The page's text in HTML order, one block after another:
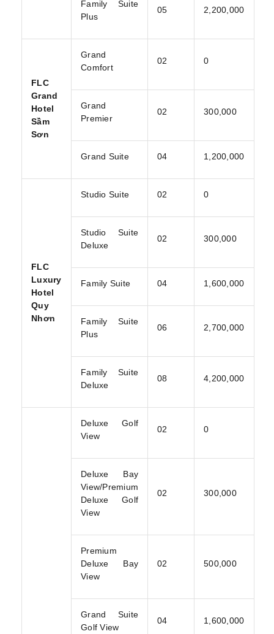
Family Suite
Plus
05 2,200,000
FLC
Grand
Hotel
Sầm
Sơn
Grand
Comfort
02 0
Grand
Premier
02 300,000
Grand Suite 04 1,200,000
FLC
Luxury
Hotel
Quy
Nhơn
Studio Suite 02 0
Studio Suite
Deluxe
02 300,000
Family Suite 04 1,600,000
Family Suite
Plus
06 2,700,000
Family Suite
Deluxe
08 4,200,000
Deluxe Golf
View
02 0
Deluxe Bay
View/Premium
Deluxe Golf
View
02 300,000
Premium
Deluxe Bay
View
02 500,000
Grand Suite
Golf View
04 1,600,000